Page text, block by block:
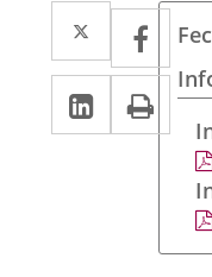
Twitter
Enlace
a
una
externa.
a
una
LinkedIn
Enlace
a
externa.